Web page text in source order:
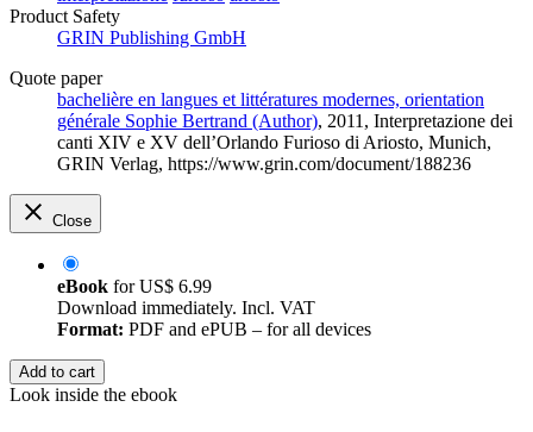
Product Safety
GRIN Publishing GmbH
Quote paper
bachelière en langues et littératures modernes, orientation
générale Sophie Bertrand (Author), 2011, Interpretazione dei
canti XIV e XV dell’Orlando Furioso di Ariosto, Munich,
GRIN Verlag, https://www.grin.com/document/188236
Close
eBook forUS$ 6.99
Download immediately. Incl. VAT
Format: PDF and ePUB – for all devices
Add to cart
Look inside the ebook